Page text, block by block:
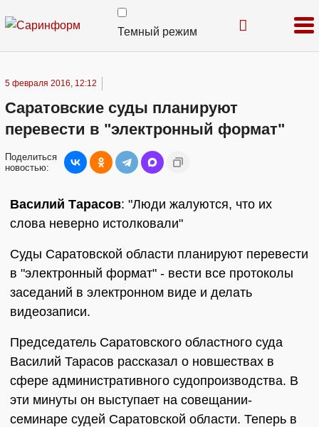
Темный режим
5 февраля 2016, 12:12
Саратовские суды планируют
перевести в "электронный формат"
Поделиться
новостью:
Василий Тарасов: "Люди жалуются, что их
слова неверно истолковали"
Суды Саратовской области планируют перевести
в "электронный формат" - вести все протоколы
заседаний в электронном виде и делать
видеозаписи.
Председатель Саратовского областного суда
Василий Тарасов рассказал о новшествах в
сфере административного судопроизводства. В
эти минуты он выступает на совещании-
семинаре судей Саратовской области. Теперь в